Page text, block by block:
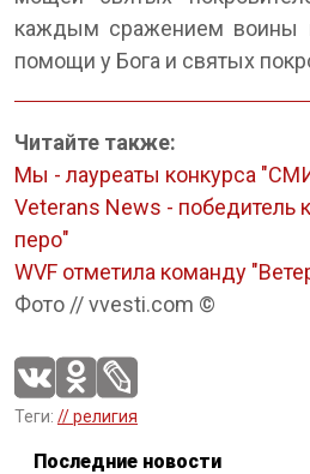
каждым сражением воины
помощи у Бога и святых
Читайте также:
Мы - лауреаты конкурса
Veterans News - победитель
перо"
WVF отметила команду
Фото // vvesti.com ©
Теги: // религия
Последние новости